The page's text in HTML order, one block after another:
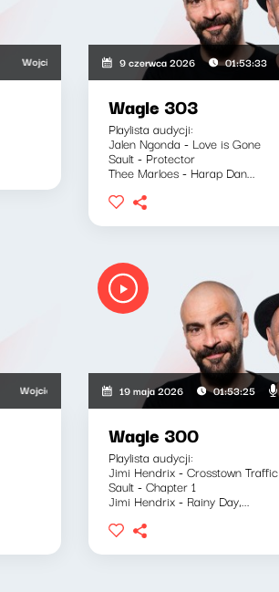
Wojciech Waglewski, Bartosz "Fisz" Waglewski
9 czerwca 2026 01:53:33
Wagle 303
Playlista audycji:
Jalen Ngonda - Love is Gone
Sault - Protector
Thee Marloes - Harap Dan...
Wojciech Waglewski, Bartosz "Fisz" Waglewski
19 maja 2026 01:53:25
Wagle 300
Playlista audycji:
Jimi Hendrix - Crosstown Traffic
Sault - Chapter 1
Jimi Hendrix - Rainy Day,...